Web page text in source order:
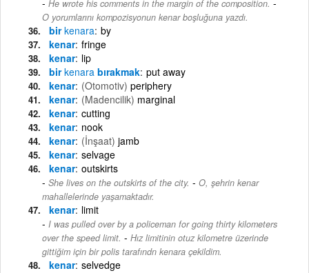
He wrote his comments in the margin of the composition.
O yorumlarını kompozisyonun kenar boşluğuna yazdı.
birkenara by
kenar fringe
kenar lip
birkenara bırakmak put away
kenar (Otomotiv) periphery
kenar (Madencilik) marginal
kenar cutting
kenar nook
kenar (İnşaat) jamb
kenar selvage
kenar outskirts
She lives on the outskirts of the city. - O, şehrin kenar
mahallelerinde yaşamaktadır.
kenar limit
I was pulled over by a policeman for going thirty kilometers
over the speed limit. - Hız limitinin otuz kilometre üzerinde
gittiğim için bir polis tarafındn kenara çekildim.
kenar selvedge